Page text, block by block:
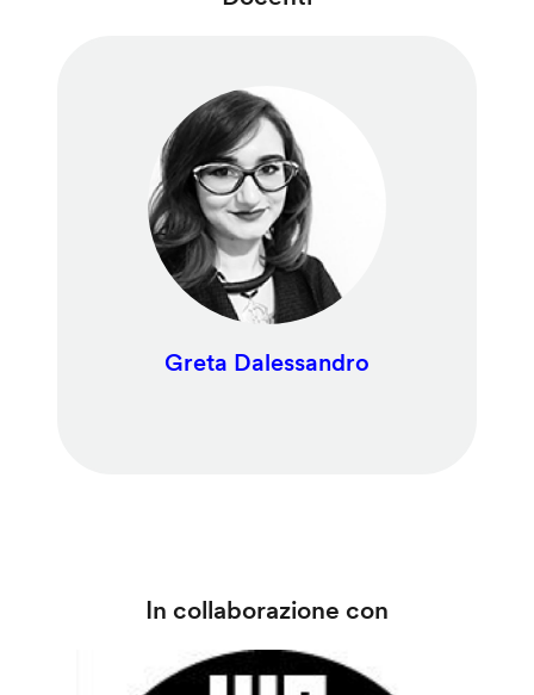
Greta Dalessandro
In collaborazione con